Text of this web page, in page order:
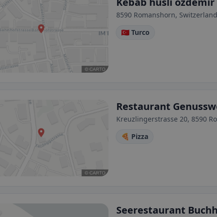
8590 Romanshorn, Switzerland
🇹🇷 Turco
Restaurant
Kreuzlingerstrasse 20, 8590
🍕 Pizza
Seerestaurant